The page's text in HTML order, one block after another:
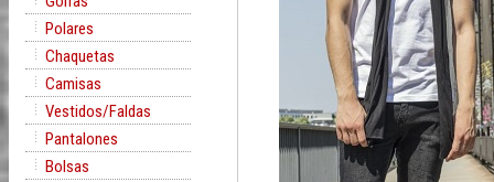
Polares
Chaquetas
Camisas
Vestidos/Faldas
Pantalones
Bolsas